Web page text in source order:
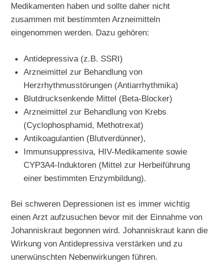
Medikamenten haben und sollte daher nicht
zusammen mit bestimmten Arzneimitteln
eingenommen werden. Dazu gehören:
Antidepressiva (z.B. SSRI)
Arzneimittel zur Behandlung von
Herzrhythmusstörungen (Antiarrhythmika)
Blutdrucksenkende Mittel (Beta-Blocker)
Arzneimittel zur Behandlung von Krebs
(Cyclophosphamid, Methotrexat)
Antikoagulantien (Blutverdünner),
Immunsuppressiva, HIV-Medikamente sowie
CYP3A4-Induktoren (Mittel zur Herbeiführung
einer bestimmten Enzymbildung).
Bei schweren Depressionen ist es immer wichtig
einen Arzt aufzusuchen bevor mit der Einnahme von
Johanniskraut begonnen wird. Johanniskraut kann die
Wirkung von Antidepressiva verstärken und zu
unerwünschten Nebenwirkungen führen.